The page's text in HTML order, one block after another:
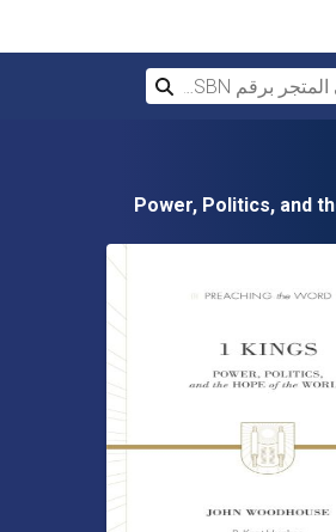
Power, Politics, and